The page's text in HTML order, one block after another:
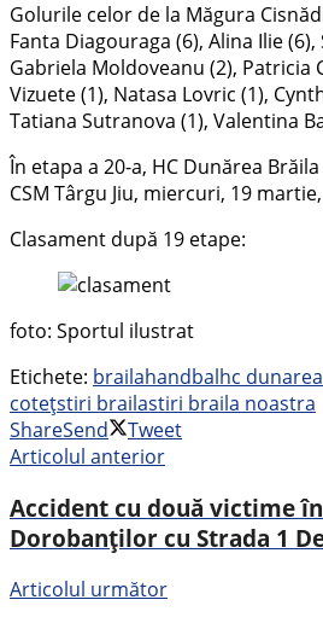
Golurile celor de la Măgura
Fanta Diagouraga (6), Alina Ilie (6),
Gabriela Moldoveanu (2), Patricia
Vizuete (1), Natasa Lovric (1),
Tatiana Sutranova (1), Valentina
În etapa a 20-a, HC Dunărea
CSM Târgu Jiu, miercuri, 19
Clasament după 19 etape:
foto: Sportul ilustrat
Etichete: brailahandbalhc
cotețstiri brailastiri braila noastra
ShareSend
Tweet
Articolul anterior
Accident cu două victime
Dorobanților cu Strada 1
Articolul următor